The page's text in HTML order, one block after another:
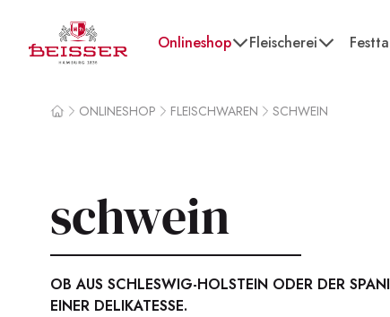
Beisser
Onlineshop Fleischerei
ONLINESHOP FLEISCHWAREN SCHWEIN
schwein
OB AUS SCHLESWIG-HOLSTEIN ODER DER
EINER DELIKATESSE.